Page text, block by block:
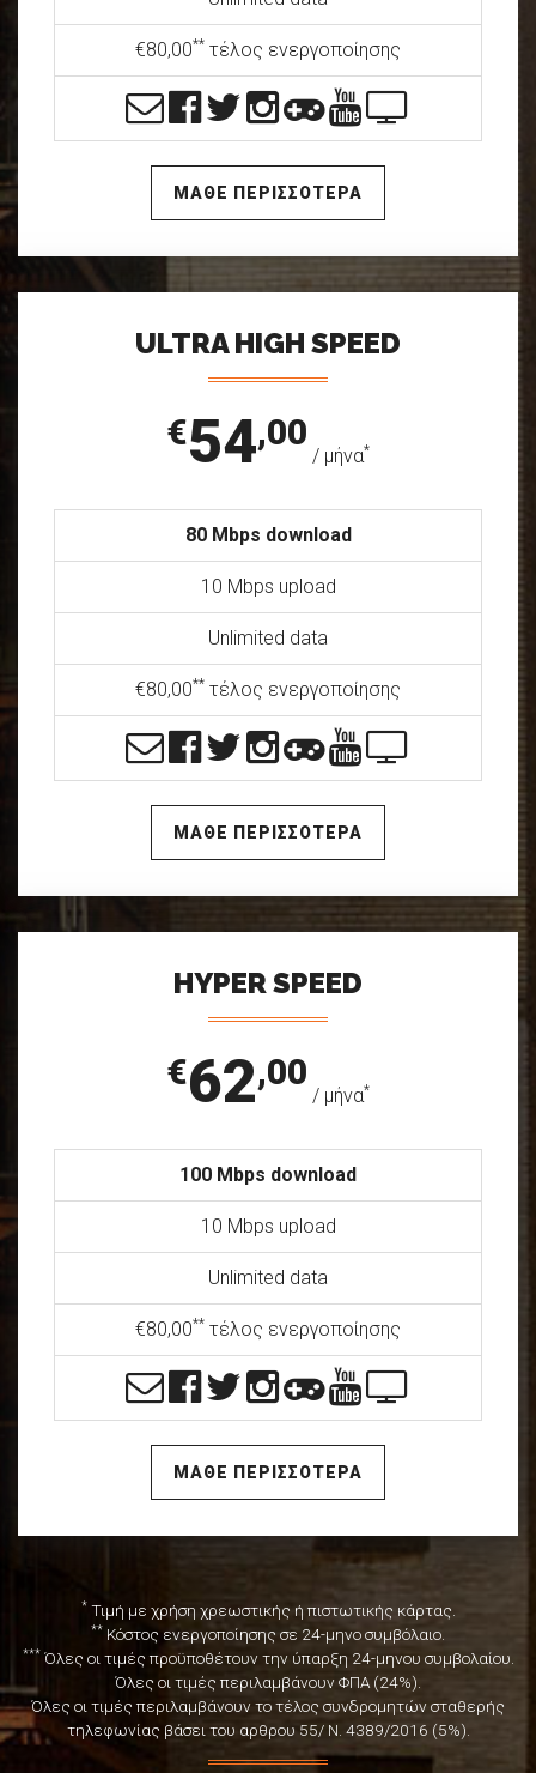
€80,00** τέλος ενεργοποίησης
ΜΑΘΕ ΠΕΡΙΣΣΟΤΕΡΑ
ULTRA HIGH SPEED
€54,00
/ μήνα*
80 Mbps download
10 Mbps upload
Unlimited data
€80,00** τέλος ενεργοποίησης
ΜΑΘΕ ΠΕΡΙΣΣΟΤΕΡΑ
HYPER SPEED
€62,00
/ μήνα*
100 Mbps download
10 Mbps upload
Unlimited data
€80,00** τέλος ενεργοποίησης
ΜΑΘΕ ΠΕΡΙΣΣΟΤΕΡΑ
* Τιμή με χρήση χρεωστικής ή πιστωτικής κάρτας.
** Κόστος ενεργοποίησης σε 24-μηνο συμβόλαιο.
*** Όλες οι τιμές προϋποθέτουν την ύπαρξη 24-μηνου συμβολαίου.
Όλες οι τιμές περιλαμβάνουν ΦΠΑ (24%).
Όλες οι τιμές περιλαμβάνουν το τέλος συνδρομητών σταθερής
τηλεφωνίας βάσει του αρθρου 55/ Ν. 4389/2016 (5%).